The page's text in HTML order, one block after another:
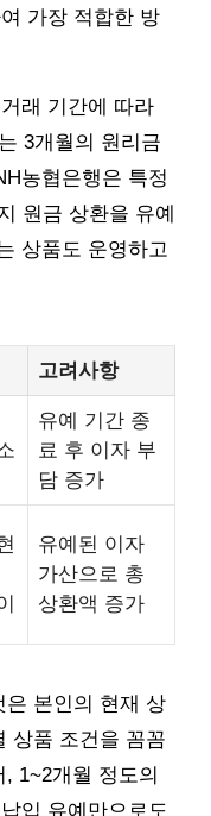
가장 적합한 방
래 기간에 따라
3개월의 원리금
농협은행은 특정
원금 상환을 유예
상품도 운영하고
고려사항
유예 기간 종
료 후 이자 부
담 증가
유예된 이자
가산으로 총
상환액 증가
은 본인의 현재 상
상품 조건을 꼼꼼
1~2개월 정도의
입 유예만으로도